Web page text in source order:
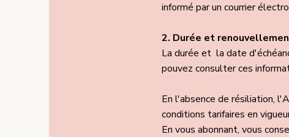
informé par un courrier
2. Durée et
La durée et la date
pouvez consulter ces
En l'absence de résiliation,
conditions tarifaires en
En vous abonnant, vous